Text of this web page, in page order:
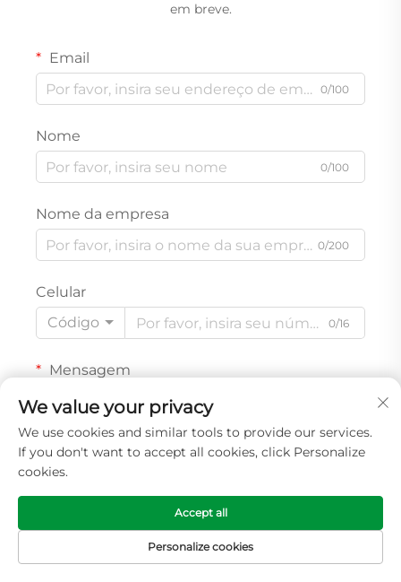
em breve.
Email
0/100
Nome
0/100
Nome da empresa
0/200
Celular
Código
0/16
Mensagem
0/1000
ENVIAR
We value your privacy
We use cookies and similar tools to provide our services.
If you don't want to accept all cookies, click Personalize
cookies.
Personalize cookies
Accept all